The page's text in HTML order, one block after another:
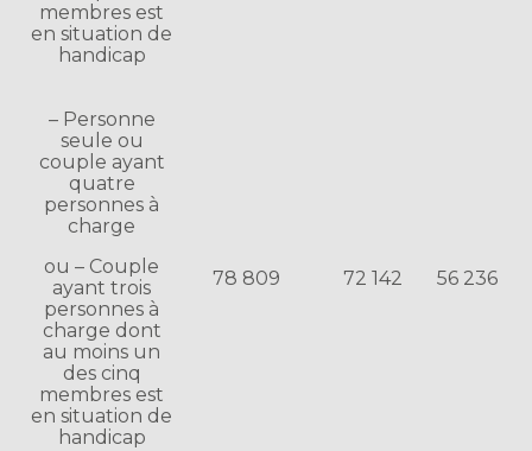
membres est
en situation de
handicap
– Personne
seule ou
couple ayant
quatre
personnes à
charge
ou – Couple
ayant trois
personnes à
charge dont
au moins un
des cinq
membres est
en situation de
handicap
78 809 72 142 56 236